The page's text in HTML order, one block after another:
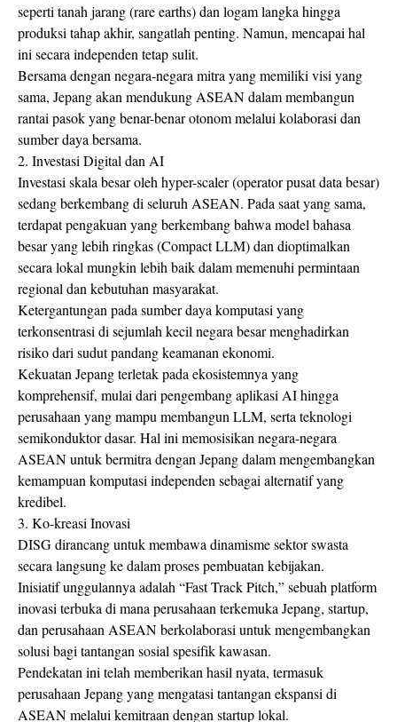
seperti tanah jarang (rare earths) dan logam langka hingga
produksi tahap akhir, sangatlah penting. Namun, mencapai hal
ini secara independen tetap sulit.
Bersama dengan negara-negara mitra yang memiliki visi yang
sama, Jepang akan mendukung ASEAN dalam membangun
rantai pasok yang benar-benar otonom melalui kolaborasi dan
sumber daya bersama.
2. Investasi Digital dan AI
Investasi skala besar oleh hyper-scaler (operator pusat data besar)
sedang berkembang di seluruh ASEAN. Pada saat yang sama,
terdapat pengakuan yang berkembang bahwa model bahasa
besar yang lebih ringkas (Compact LLM) dan dioptimalkan
secara lokal mungkin lebih baik dalam memenuhi permintaan
regional dan kebutuhan masyarakat.
Ketergantungan pada sumber daya komputasi yang
terkonsentrasi di sejumlah kecil negara besar menghadirkan
risiko dari sudut pandang keamanan ekonomi.
Kekuatan Jepang terletak pada ekosistemnya yang
komprehensif, mulai dari pengembang aplikasi AI hingga
perusahaan yang mampu membangun LLM, serta teknologi
semikonduktor dasar. Hal ini memosisikan negara-negara
ASEAN untuk bermitra dengan Jepang dalam mengembangkan
kemampuan komputasi independen sebagai alternatif yang
kredibel.
3. Ko-kreasi Inovasi
DISG dirancang untuk membawa dinamisme sektor swasta
secara langsung ke dalam proses pembuatan kebijakan.
Inisiatif unggulannya adalah “Fast Track Pitch,” sebuah platform
inovasi terbuka di mana perusahaan terkemuka Jepang, startup,
dan perusahaan ASEAN berkolaborasi untuk mengembangkan
solusi bagi tantangan sosial spesifik kawasan.
Pendekatan ini telah memberikan hasil nyata, termasuk
perusahaan Jepang yang mengatasi tantangan ekspansi di
ASEAN melalui kemitraan dengan startup lokal.